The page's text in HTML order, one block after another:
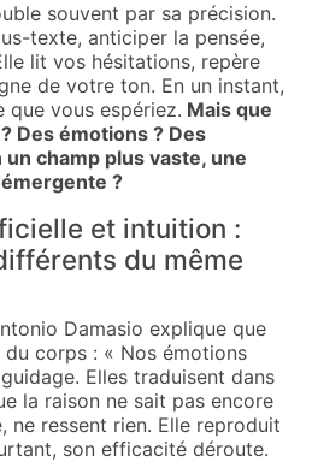
souvent par sa précision.
texte, anticiper la pensée,
lit vos hésitations, repère
de votre ton. En un instant,
que vous espériez. Mais que
Des émotions ? Des
champ plus vaste, une
?
et intuition :
du même
Damasio explique que
du corps : « Nos émotions
Elles traduisent dans
la raison ne sait pas encore
ne ressent rien. Elle reproduit
son efficacité déroute.